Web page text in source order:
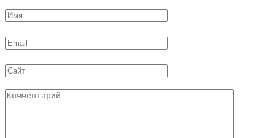
Имя
Email
Сайт
Комментарий